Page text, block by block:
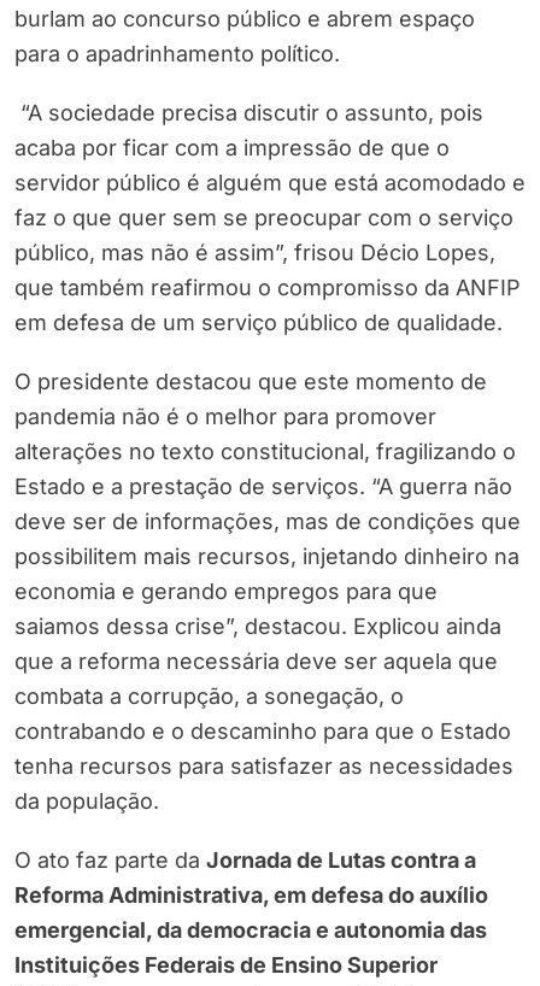
burlam ao concurso público e abrem espaço
para o apadrinhamento político.
“A sociedade precisa discutir o assunto, pois
acaba por ficar com a impressão de que o
servidor público é alguém que está acomodado e
faz o que quer sem se preocupar com o serviço
público, mas não é assim”, frisou Décio Lopes,
que também reafirmou o compromisso da ANFIP
em defesa de um serviço público de qualidade.
O presidente destacou que este momento de
pandemia não é o melhor para promover
alterações no texto constitucional, fragilizando o
Estado e a prestação de serviços. “A guerra não
deve ser de informações, mas de condições que
possibilitem mais recursos, injetando dinheiro na
economia e gerando empregos para que
saiamos dessa crise”, destacou. Explicou ainda
que a reforma necessária deve ser aquela que
combata a corrupção, a sonegação, o
contrabando e o descaminho para que o Estado
tenha recursos para satisfazer as necessidades
da população.
O ato faz parte da Jornada de Lutas contra a
Reforma Administrativa, em defesa do auxílio
emergencial, da democracia e autonomia das
Instituições Federais de Ensino Superior